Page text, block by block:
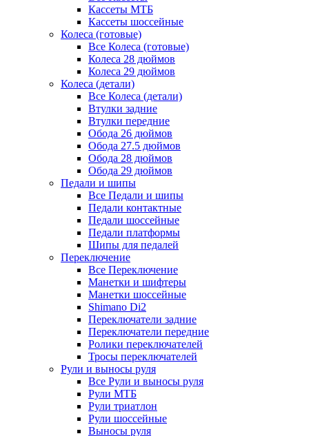
Кассеты МТБ
Кассеты шоссейные
Колеса (готовые)
Все Колеса (готовые)
Колеса 28 дюймов
Колеса 29 дюймов
Колеса (детали)
Все Колеса (детали)
Втулки задние
Втулки передние
Обода 26 дюймов
Обода 27.5 дюймов
Обода 28 дюймов
Обода 29 дюймов
Педали и шипы
Все Педали и шипы
Педали контактные
Педали шоссейные
Педали платформы
Шипы для педалей
Переключение
Все Переключение
Манетки и шифтеры
Манетки шоссейные
Shimano Di2
Переключатели задние
Переключатели передние
Ролики переключателей
Тросы переключателей
Рули и выносы руля
Все Рули и выносы руля
Рули МТБ
Рули триатлон
Рули шоссейные
Выносы руля